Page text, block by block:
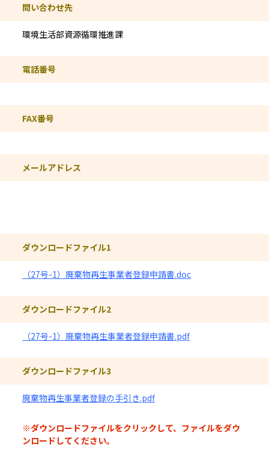
問い合わせ先
環境生活部資源循環推進課
電話番号
FAX番号
メールアドレス
ダウンロードファイル1
（27号-1）廃棄物再生事業者登録申請書.doc
ダウンロードファイル2
（27号-1）廃棄物再生事業者登録申請書.pdf
ダウンロードファイル3
廃棄物再生事業者登録の手引き.pdf
※ダウンロードファイルをクリックして、ファイルをダウ
ンロードしてください。